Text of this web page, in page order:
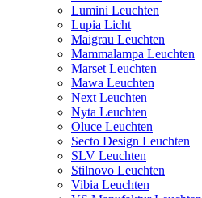
Lumini Leuchten
Lupia Licht
Maigrau Leuchten
Mammalampa Leuchten
Marset Leuchten
Mawa Leuchten
Next Leuchten
Nyta Leuchten
Oluce Leuchten
Secto Design Leuchten
SLV Leuchten
Stilnovo Leuchten
Vibia Leuchten